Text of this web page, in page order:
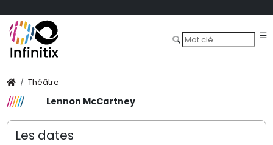
Théâtre
Lennon McCartney
Les dates